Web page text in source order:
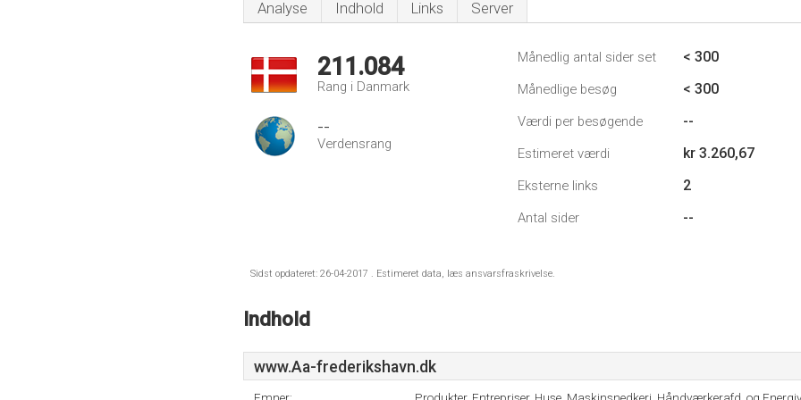
Analyse Indhold Links Server
211.084
Rang i Danmark
--
Verdensrang
Månedlig antal sider set < 300
Månedlige besøg < 300
Værdi per besøgende --
Estimeret værdi kr 3.260,67
Eksterne links 2
Antal sider --
Sidst opdateret: 26-04-2017 . Estimeret data, læs ansvarsfraskrivelse.
Indhold
www.Aa-frederikshavn.dk